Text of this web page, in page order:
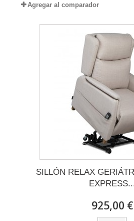
Agregar al comparador
SILLÓN RELAX
925,00 €